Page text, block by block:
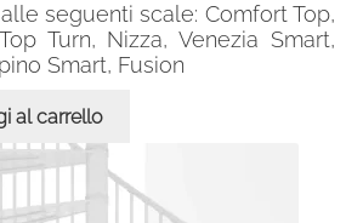
seguenti scale: Comfort Top,
Turn, Nizza, Venezia Smart,
Smart, Fusion
al carrello